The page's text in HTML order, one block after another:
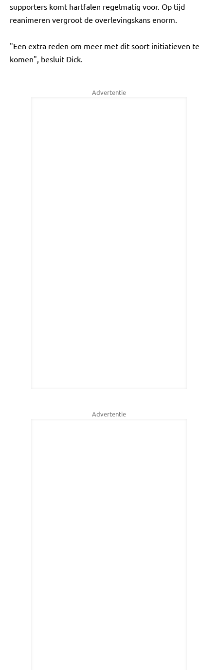
supporters komt hartfalen regelmatig voor. Op tijd
reanimeren vergroot de overlevingskans enorm.
"Een extra reden om meer met dit soort initiatieven te
komen", besluit Dick.
Advertentie
Advertentie